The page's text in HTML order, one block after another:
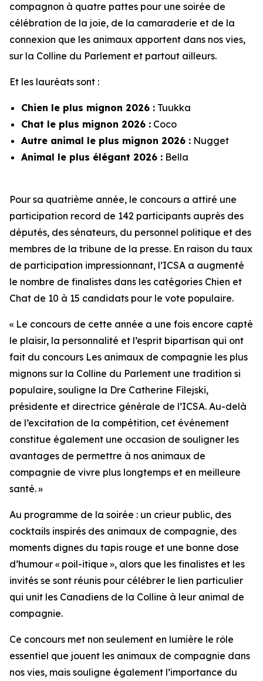
compagnon à quatre pattes pour une soirée de
célébration de la joie, de la camaraderie et de la
connexion que les animaux apportent dans nos vies,
sur la Colline du Parlement et partout ailleurs.
Et les lauréats sont :
Chien le plus mignon 2026 : Tuukka
Chat le plus mignon 2026 : Coco
Autre animal le plus mignon 2026 : Nugget
Animal le plus élégant 2026 : Bella
Pour sa quatrième année, le concours a attiré une
participation record de 142 participants auprès des
députés, des sénateurs, du personnel politique et des
membres de la tribune de la presse. En raison du taux
de participation impressionnant, l’ICSA a augmenté
le nombre de finalistes dans les catégories Chien et
Chat de 10 à 15 candidats pour le vote populaire.
« Le concours de cette année a une fois encore capté
le plaisir, la personnalité et l’esprit bipartisan qui ont
fait du concours Les animaux de compagnie les plus
mignons sur la Colline du Parlement une tradition si
populaire, souligne la Dre Catherine Filejski,
présidente et directrice générale de l’ICSA. Au-delà
de l’excitation de la compétition, cet événement
constitue également une occasion de souligner les
avantages de permettre à nos animaux de
compagnie de vivre plus longtemps et en meilleure
santé. »
Au programme de la soirée : un crieur public, des
cocktails inspirés des animaux de compagnie, des
moments dignes du tapis rouge et une bonne dose
d’humour « poil-itique », alors que les finalistes et les
invités se sont réunis pour célébrer le lien particulier
qui unit les Canadiens de la Colline à leur animal de
compagnie.
Ce concours met non seulement en lumière le rôle
essentiel que jouent les animaux de compagnie dans
nos vies, mais souligne également l’importance du